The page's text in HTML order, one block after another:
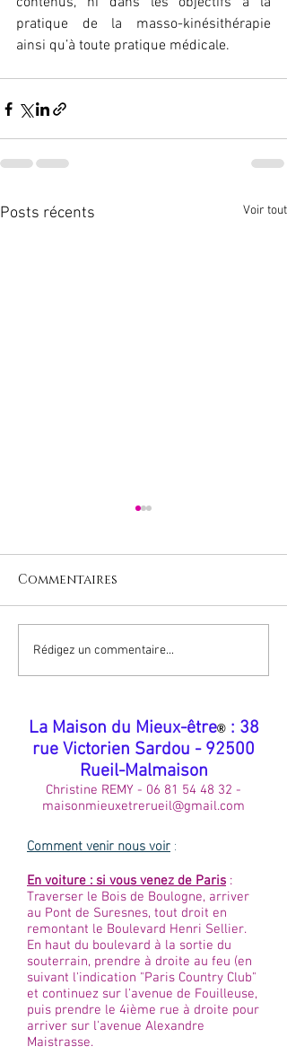
pratique de la masso-kinésithérapie
ainsi qu’à toute pratique médicale.
Posts récents Voir tout
Fibrome Utérin :
Interview d’Angèle
de l'Association
Fibrome Info France
Commentaires
Rédigez un commentaire...
​La Maison du Mieux-être®: 38
rue Victorien Sardou - 92500
Rueil-Malmaison
Christine REMY - 06 81 54 48 32 -
maisonmieuxetrerueil@gmail.com
Comment venir nous voir:
En voiture : si vous venez de Paris :
Traverser le Bois de Boulogne, arriver
au Pont de Suresnes, tout droit en
remontant le Boulevard Henri Sellier.
En haut du boulevard à la sortie du
souterrain, prendre à droite au feu (en
suivant l'indication "Paris Country Club"
et continuez sur l'avenue de Fouilleuse,
puis prendre le 4ième rue à droite pour
arriver sur l'avenue Alexandre
Maistrasse.